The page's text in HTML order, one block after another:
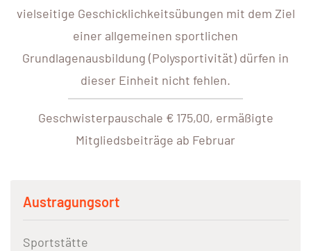
vielseitige Geschicklichkeitsübungen mit dem Ziel
einer allgemeinen sportlichen
Grundlagenausbildung (Polysportivität) dürfen in
dieser Einheit nicht fehlen.
Geschwisterpauschale € 175,00, ermäßigte
Mitgliedsbeiträge ab Februar
Austragungsort
Sportstätte